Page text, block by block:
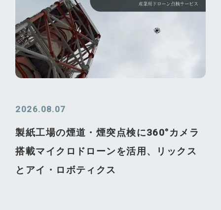
2026.08.07
製紙工場の煙道・煙突点検に360°カメラ
搭載マイクロドローンを活用、リックス
とアイ・ロボティクス